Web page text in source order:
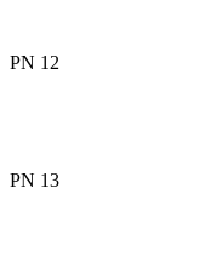
PN 12
PN 13